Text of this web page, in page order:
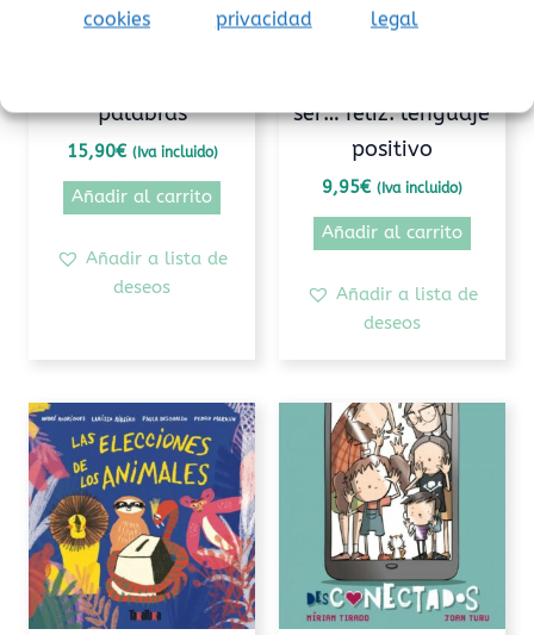
cookies
privacidad
legal
palabras
15,90€ (Iva incluido)
Añadir al carrito
Añadir a lista de
deseos
ser… feliz: lenguaje
positivo
9,95€ (Iva incluido)
Añadir al carrito
Añadir a lista de
deseos